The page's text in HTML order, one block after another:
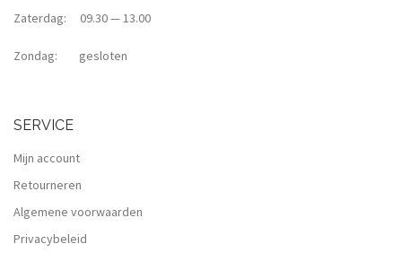
Zaterdag: 09.30 — 13.00
Zondag: gesloten
SERVICE
Mijn account
Retourneren
Algemene voorwaarden
Privacybeleid